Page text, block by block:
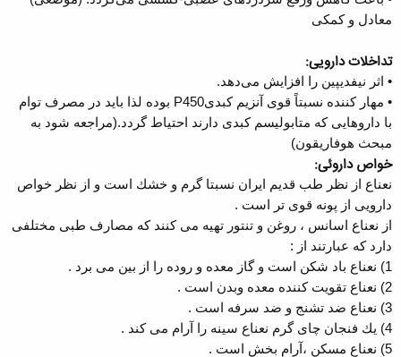
معادل و کمکی
تداخلات دارویی:
• اثر نیفدیپین را افزایش می‌دهد.
• مهار کننده نسبتاً قوی آنزیم کبدیP450 بوده لذا باید در مصرف توام
با داروهایی که متابولیسم کبدی دارند احتیاط گردد.(مراجعه شود به
مبحث هوفاریقون)
خواص داروئی:
نعناع از نظر طب قدیم ایران نسبتا گرم و خشك است و از نظر خواص
دارویی از پونه قوی تر است .
از نعناع اسانس ، روغن و تنتور تهیه می كنند كه مصارف طبی مختلفی
دارد كه عبارتند از :
1) نعناع باد شكن است و گاز معده و روده را از بین می برد .
2) نعناع تقویت كننده معده وبدن است .
3) نعناع ضد تشنج و ضد سرفه است .
4) یك فنجان چای گرم نعناع سینه را آرام می كند .
5) نعناع مسكن ،‌آرام بخش است .